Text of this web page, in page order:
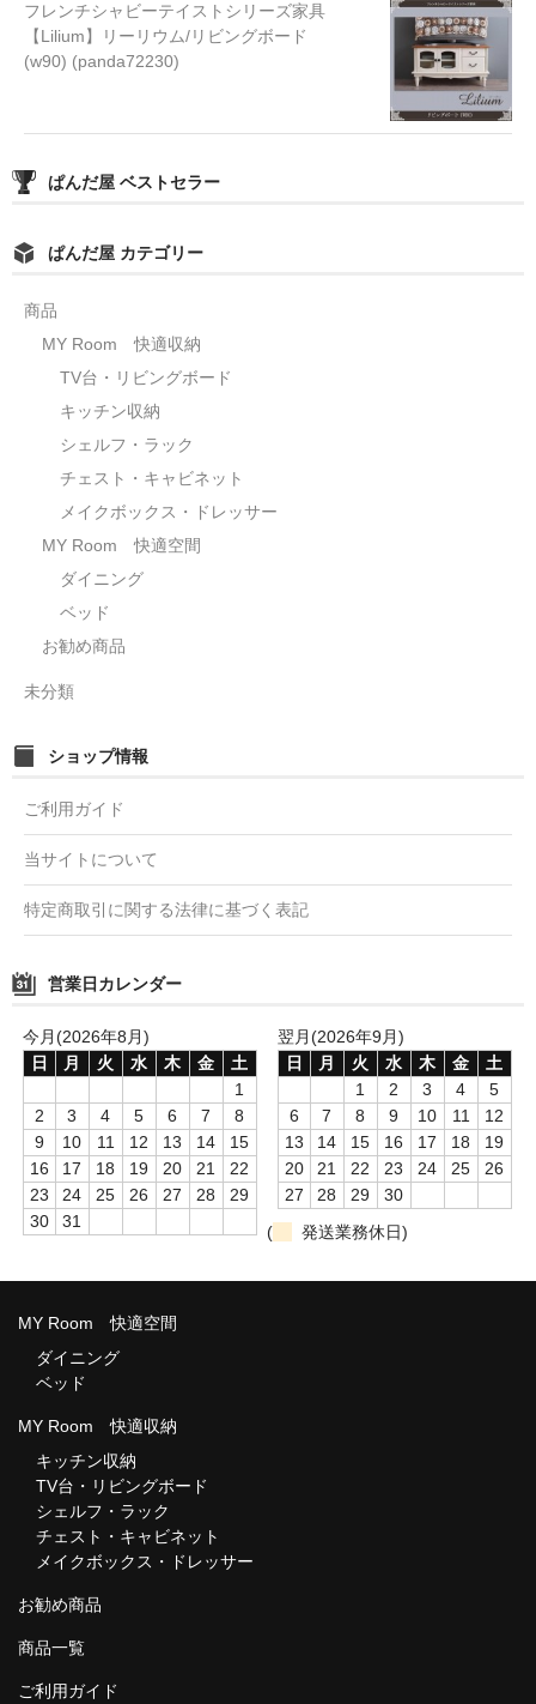
フレンチシャビーテイストシリーズ家具
【Lilium】リーリウム/リビングボード
(w90) (panda72230)
ぱんだ屋 ベストセラー
ぱんだ屋 カテゴリー
商品
MY Room 快適収納
TV台・リビングボード
キッチン収納
シェルフ・ラック
チェスト・キャビネット
メイクボックス・ドレッサー
MY Room 快適空間
ダイニング
ベッド
お勧め商品
未分類
ショップ情報
ご利用ガイド
当サイトについて
特定商取引に関する法律に基づく表記
営業日カレンダー
今月(2026年8月)
日
月 火 水 木 金
土
1
2
3 4 5 6 7
8
9
10 11 12 13 14
15
16
17 18 19 20 21
22
23
24 25 26 27 28
29
30
31
翌月(2026年9月)
日
月 火 水 木 金
土
1
2 3 4
5
6
7 8 9 10 11
12
13
14 15 16 17 18
19
20
21 22 23 24 25
26
27
28 29
30
(
発送業務休日)
MY Room 快適空間
ダイニング
ベッド
MY Room 快適収納
キッチン収納
TV台・リビングボード
シェルフ・ラック
チェスト・キャビネット
メイクボックス・ドレッサー
お勧め商品
商品一覧
ご利用ガイド